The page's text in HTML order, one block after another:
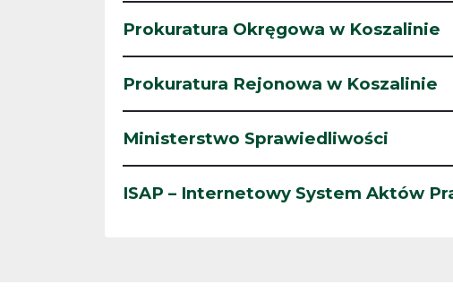
Prokuratura Okręgowa w Koszalinie
Prokuratura Rejonowa w Koszalinie
Ministerstwo Sprawiedliwości
ISAP – Internetowy System Aktów